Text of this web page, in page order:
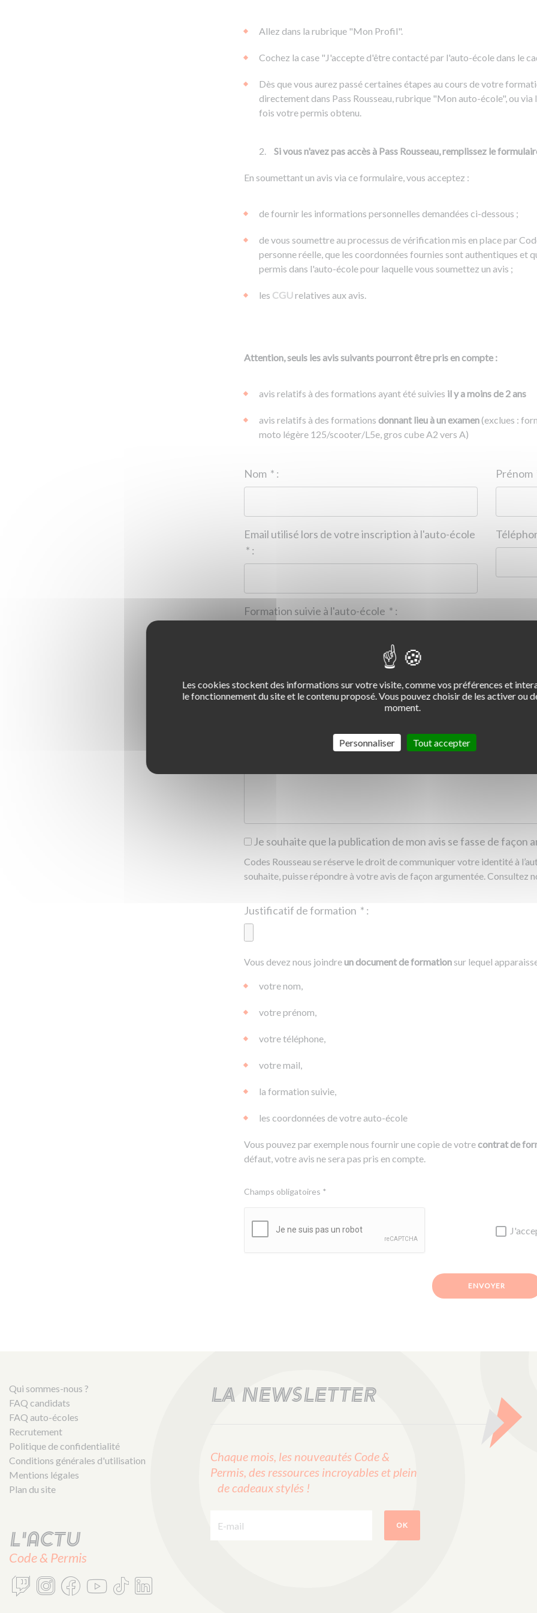
Allez dans la rubrique "Mon Profil".
Cochez la case "J'accepte d'être contacté par l'auto-école dans le
Dès que vous aurez passé certaines étapes au cours de votre
directement dans Pass Rousseau, rubrique "Mon auto-école", ou
fois votre permis obtenu.
Si vous n'avez pas accès à Pass Rousseau, remplissez le
En soumettant un avis via ce formulaire, vous acceptez :
de fournir les informations personnelles demandées ci-dessous ;
de vous soumettre au processus de vérification mis en place par
personne réelle, que les coordonnées fournies sont authentiques et
permis dans l'auto-école pour laquelle vous soumettez un avis ;
les CGUrelatives aux avis.
Attention, seuls les avis suivants pourront être pris en compte :
avis relatifs à des formations ayant été suivies il y a moins de 2 ans
avis relatifs à des formations donnant lieu à un examen(exclues :
moto légère 125/scooter/L5e, gros cube A2 vers A)
* :
Email utilisé lors de votre inscription à l'auto-école
* :
* :
1
2 3 4
Je souhaite que la publication de mon avis se fasse de façon
Codes Rousseau se réserve le droit de communiquer votre identité à
souhaite, puisse répondre à votre avis de façon argumentée. Consultez
* :
||0.00 Ko
Vous devez nous joindreun document de formation sur lequel
votre nom,
votre prénom,
votre téléphone,
votre mail,
la formation suivie,
les coordonnées de votre auto-école
Vous pouvez par exemple nous fournir une copie de votrecontrat de
défaut, votre avis ne sera pas pris en compte.
Champs obligatoires *
ENVOYER
Qui sommes-nous ?
FAQ candidats
FAQ auto-écoles
Recrutement
Politique de confidentialité
Conditions générales d'utilisation
Mentions légales
Plan du site
L'actu
Code & Permis
LA NEWSLETTER
Chaque mois, les nouveautés Code &
Permis, des ressources incroyables et plein
de cadeaux stylés !
OK
Les cookies stockent des informations sur votre visite, comme vos préférences et
le fonctionnement du site et le contenu proposé. Vous pouvez choisir de les activer ou
moment.
Tout accepter
Personnaliser